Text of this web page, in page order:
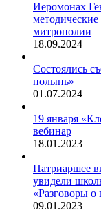
Иеромонах
методические
митрополии
18.09.2024
Состоялись
полынь»
01.07.2024
19 января
вебинар
18.01.2023
Патриаршее
увидели
«Разговоры о
09.01.2023